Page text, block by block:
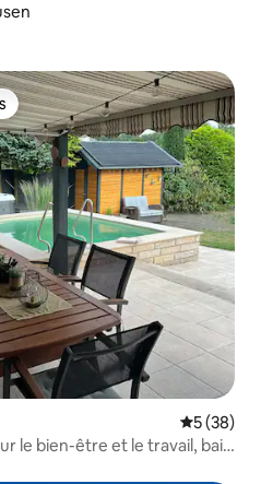
plus appréciés
5 (38)
le bien-être et le travail, bain